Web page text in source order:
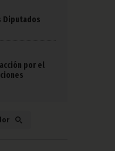
Diputados
por el